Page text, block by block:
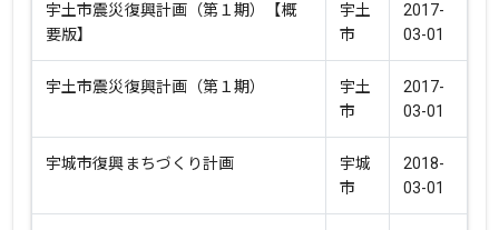
宇土市震災復興計画（第１期）【概
要版】
宇土
市
2017-
03-01
宇土市震災復興計画（第１期）
宇土
市
2017-
03-01
宇城市復興まちづくり計画
宇城
市
2018-
03-01